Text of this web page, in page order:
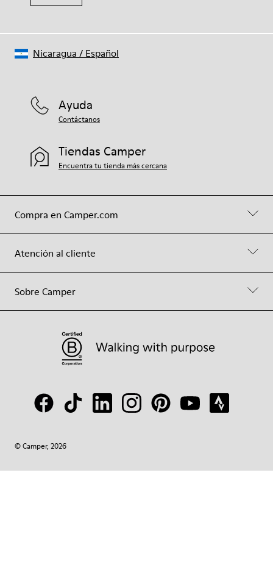
Compra en Camper.com
Atención al cliente
Sobre Camper
Ayuda
Contáctanos
Tiendas Camper
Encuentra tu tienda más cercana
© Camper, 2026
Nicaragua / Español